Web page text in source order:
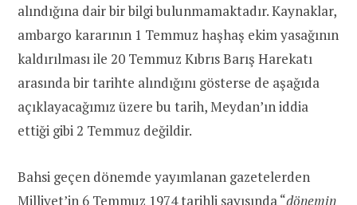
alındığına dair bir bilgi bulunmamaktadır. Kaynaklar,
ambargo kararının 1 Temmuz haşhaş ekim yasağının
kaldırılması ile 20 Temmuz Kıbrıs Barış Harekatı
arasında bir tarihte alındığını gösterse de aşağıda
açıklayacağımız üzere bu tarih, Meydan’ın iddia
ettiği gibi 2 Temmuz değildir.
Bahsi geçen dönemde yayımlanan gazetelerden
Milliyet’in 6 Temmuz 1974 tarihli sayısında “dönemin